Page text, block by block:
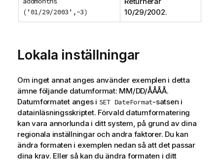
('01/29/2003',-3)
10/29/2002.
Lokala inställningar
Om inget annat anges använder exemplen i detta
ämne följande datumformat: MM/DD/ÅÅÅÅ.
Datumformatet anges i SET DateFormat-satsen i
datainläsningsskriptet. Förvald datumformatering
kan vara annorlunda i ditt system, på grund av dina
regionala inställningar och andra faktorer. Du kan
ändra formaten i exemplen nedan så att det passar
dina krav. Eller så kan du ändra formaten i ditt